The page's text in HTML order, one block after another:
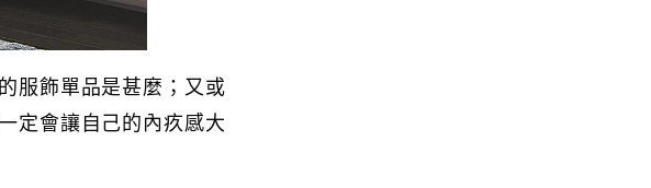
服飾單品是甚麼；又或
定會讓自己的內疚感大